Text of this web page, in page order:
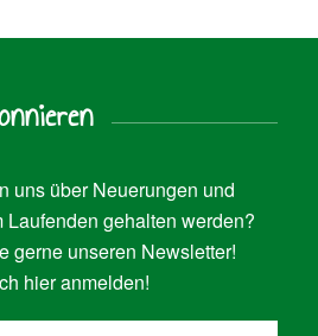
uns über Neuerungen und
Laufenden gehalten werden?
gerne unseren Newsletter!
hier anmelden!